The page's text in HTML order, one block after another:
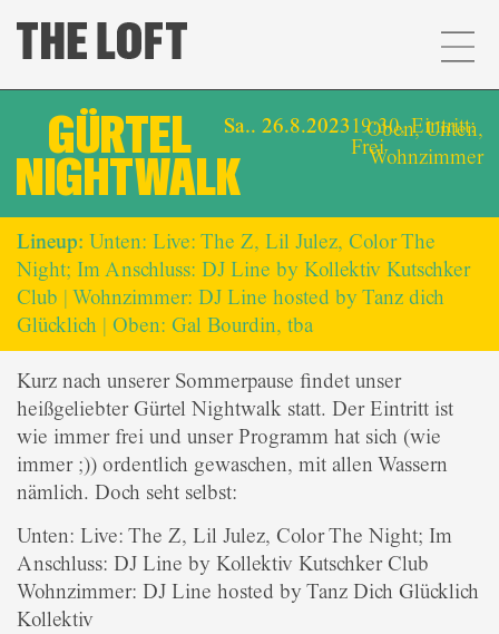
GÜRTEL
NIGHTWALK
Sa.. 26.8.202319:30, Eintritt:
Frei
Oben,Unten,
Wohnzimmer
Lineup: Unten: Live: The Z, Lil Julez, Color The
Night; Im Anschluss: DJ Line by Kollektiv Kutschker
Club | Wohnzimmer: DJ Line hosted by Tanz dich
Glücklich | Oben: Gal Bourdin, tba
Kurz nach unserer Sommerpause findet unser
heißgeliebter Gürtel Nightwalk statt. Der Eintritt ist
wie immer frei und unser Programm hat sich (wie
immer ;)) ordentlich gewaschen, mit allen Wassern
nämlich. Doch seht selbst:
Unten: Live: The Z, Lil Julez, Color The Night; Im
Anschluss: DJ Line by Kollektiv Kutschker Club
Wohnzimmer: DJ Line hosted by Tanz Dich Glücklich
Kollektiv